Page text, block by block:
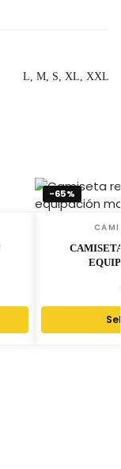
L, M, S, XL, XXL
-65%